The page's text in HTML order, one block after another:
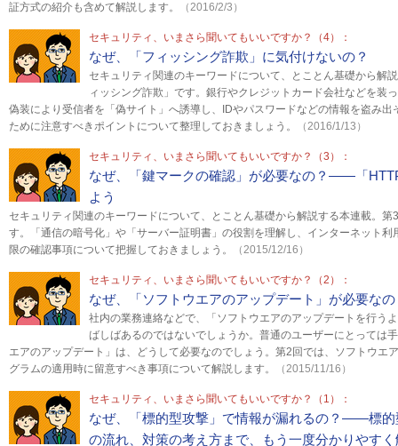
証方式の紹介も含めて解説します。
（2016/2/3）
セキュリティ、いまさら聞いてもいいですか？（4）：
なぜ、「フィッシング詐欺」に気付けないの？
セキュリティ関連のキーワードについて、とことん基礎から解
ィッシング詐欺」です。銀行やクレジットカード会社などを装
偽装により受信者を「偽サイト」へ誘導し、IDやパスワードなどの情報を盗み
ために注意すべきポイントについて整理しておきましょう。
（2016/1/13）
セキュリティ、いまさら聞いてもいいですか？（3）：
なぜ、「鍵マークの確認」が必要なの？――「
よう
セキュリティ関連のキーワードについて、とことん基礎から解説する本連載。
す。「通信の暗号化」や「サーバー証明書」の役割を理解し、インターネット
限の確認事項について把握しておきましょう。
（2015/12/16）
セキュリティ、いまさら聞いてもいいですか？（2）：
なぜ、「ソフトウエアのアップデート」が必要なの
社内の業務連絡などで、「ソフトウエアのアップデートを行う
ばしばあるのではないでしょうか。普通のユーザーにとっては
エアのアップデート」は、どうして必要なのでしょう。第2回では、ソフトウエ
グラムの適用時に留意すべき事項について解説します。
（2015/11/16）
セキュリティ、いまさら聞いてもいいですか？（1）：
なぜ、「標的型攻撃」で情報が漏れるの？――標的
の流れ、対策の考え方まで、もう一度分かりやす